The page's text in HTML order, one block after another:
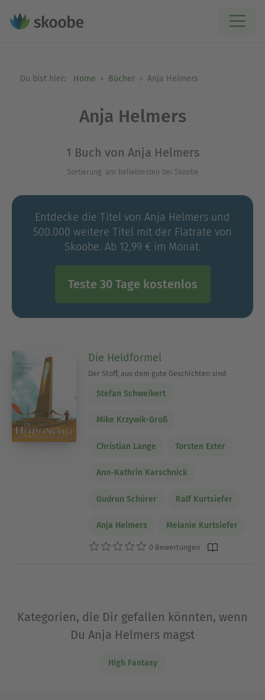
Du bist hier: Home Bücher Anja Helmers
Anja Helmers
1 Buch von Anja Helmers
Sortierung: am beliebtesten bei Skoobe
Entdecke die Titel von Anja Helmers und
500.000 weitere Titel mit der Flatrate von
Skoobe. Ab 12,99 € im Monat.
Teste 30 Tage kostenlos
Die Heldformel
Der Stoff, aus dem gute Geschichten sind
Stefan Schweikert
Mike Krzywik-Groß
Christian Lange Torsten Exter
Ann-Kathrin Karschnick
Gudrun Schürer Ralf Kurtsiefer
Anja Helmers Melanie Kurtsiefer
0 Bewertungen
Kategorien, die Dir gefallen könnten, wenn
Du Anja Helmers magst
High Fantasy